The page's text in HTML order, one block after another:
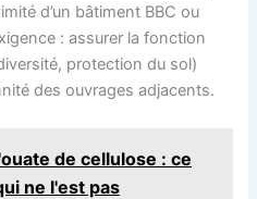
d’un bâtiment BBC ou
: assurer la fonction
protection du sol)
des ouvrages adjacents.
de cellulose : ce
ne l'est pas